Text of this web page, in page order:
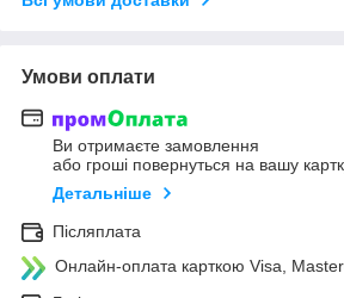
Умови оплати
Ви отримаєте замовлення
або гроші повернуться на вашу
Детальніше
Післяплата
Онлайн-оплата карткою Visa,